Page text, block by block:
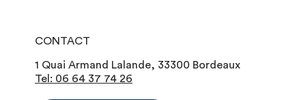
CONTACT
1 Quai Armand Lalande, 33300 Bordeaux
Tel: 06 64 37 74 26